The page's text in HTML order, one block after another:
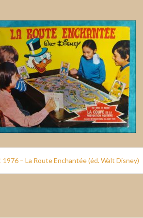
1976 – La Route Enchantée (éd. Walt Disney)